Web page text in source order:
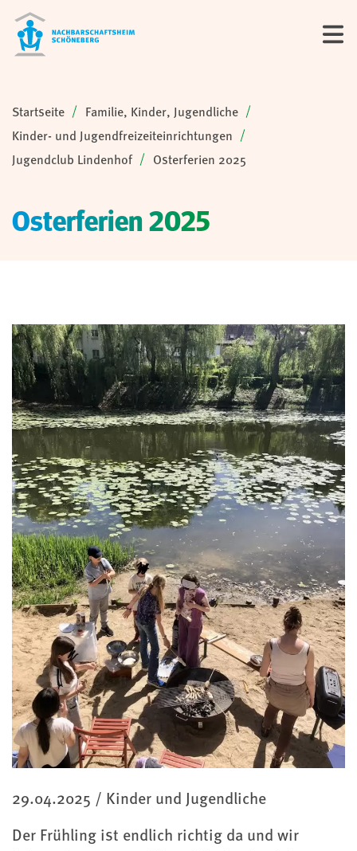
Sie sind hier:
Startseite
Familie, Kinder, Jugendliche
Kinder- und Jugendfreizeiteinrichtungen
Jugendclub Lindenhof
Osterferien 2025
Osterferien 2025
29.04.2025 / Kategorie
Kinder und Jugendliche
Der Frühling ist endlich richtig da und wir